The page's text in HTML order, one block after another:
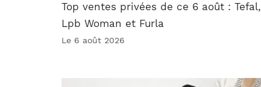
Top ventes privées de ce 6 août : Tefal,
Lpb Woman et Furla
Le 6 août 2026